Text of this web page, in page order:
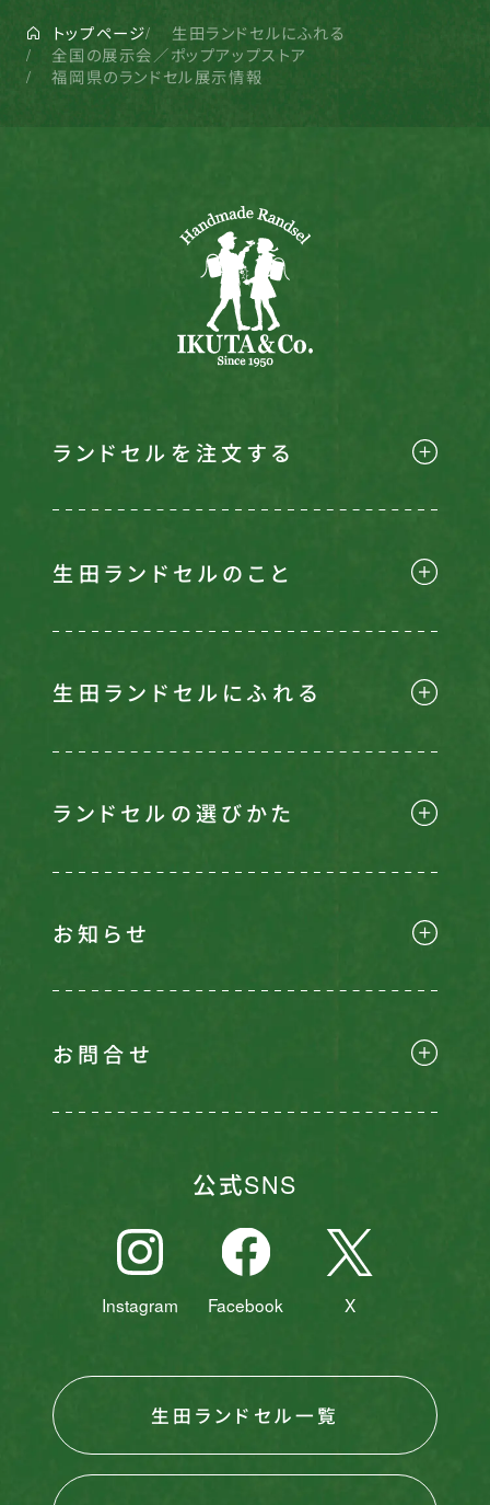
トップページ
生田ランドセルにふれる
全国の展示会／ポップアップストア
福岡県のランドセル展示情報
ランドセルを注文する
生田ランドセルのこと
生田ランドセルにふれる
ランドセルの選びかた
お知らせ
お問合せ
公式SNS
Instagram Facebook X
生田ランドセル一覧